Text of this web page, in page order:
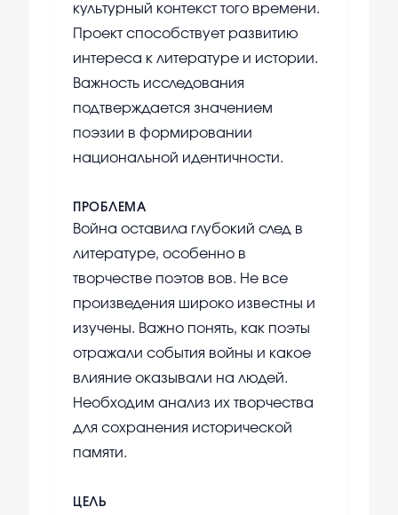
культурный контекст того времени.
Проект способствует развитию
интереса к литературе и истории.
Важность исследования
подтверждается значением
поэзии в формировании
национальной идентичности.
ПРОБЛЕМА
Война оставила глубокий след в
литературе, особенно в
творчестве поэтов вов. Не все
произведения широко известны и
изучены. Важно понять, как поэты
отражали события войны и какое
влияние оказывали на людей.
Необходим анализ их творчества
для сохранения исторической
памяти.
ЦЕЛЬ